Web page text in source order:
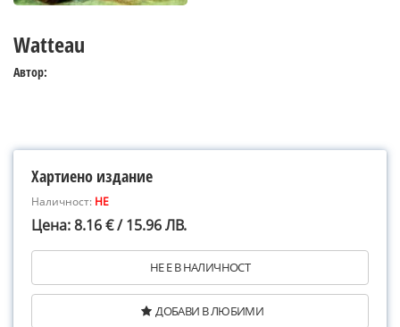
Watteau
Автор:
Хартиено издание
Наличност: НЕ
Цена: 8.16 € / 15.96 ЛВ.
НЕ Е В НАЛИЧНОСТ
ДОБАВИ В ЛЮБИМИ